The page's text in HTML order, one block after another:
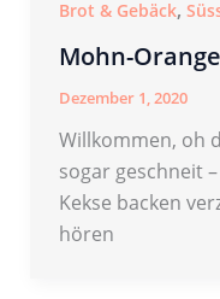
Brot & Gebäck,
Mohn-
Dezember 1, 2020
Willkommen, oh
sogar geschneit
Kekse backen
hören